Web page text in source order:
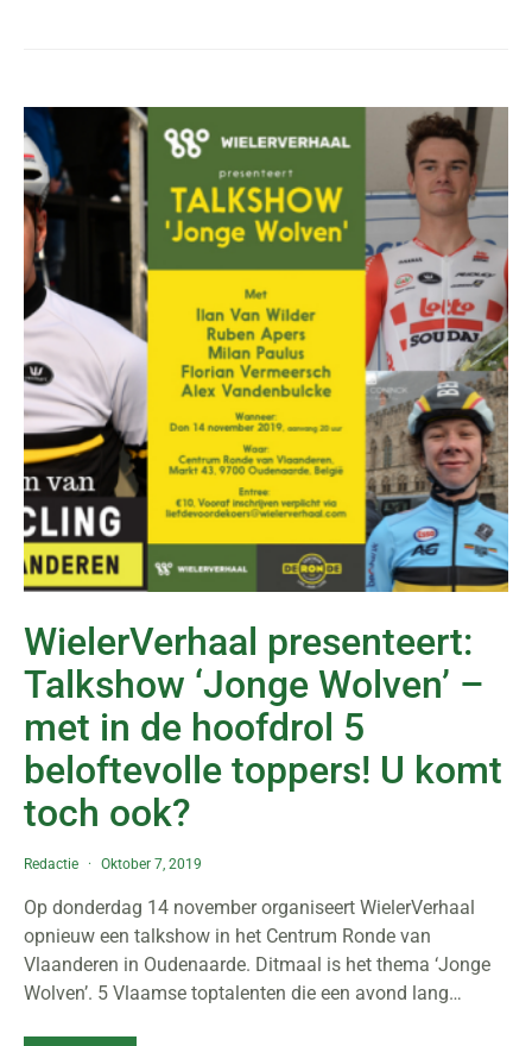
WielerVerhaal presenteert:
Talkshow ‘Jonge Wolven’ –
met in de hoofdrol 5
beloftevolle toppers! U komt
toch ook?
Redactie Oktober 7, 2019
Op donderdag 14 november organiseert WielerVerhaal
opnieuw een talkshow in het Centrum Ronde van
Vlaanderen in Oudenaarde. Ditmaal is het thema ‘Jonge
Wolven’. 5 Vlaamse toptalenten die een avond lang…